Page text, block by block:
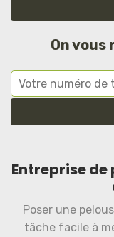
On
Entreprise de
Poser une
tâche facile à